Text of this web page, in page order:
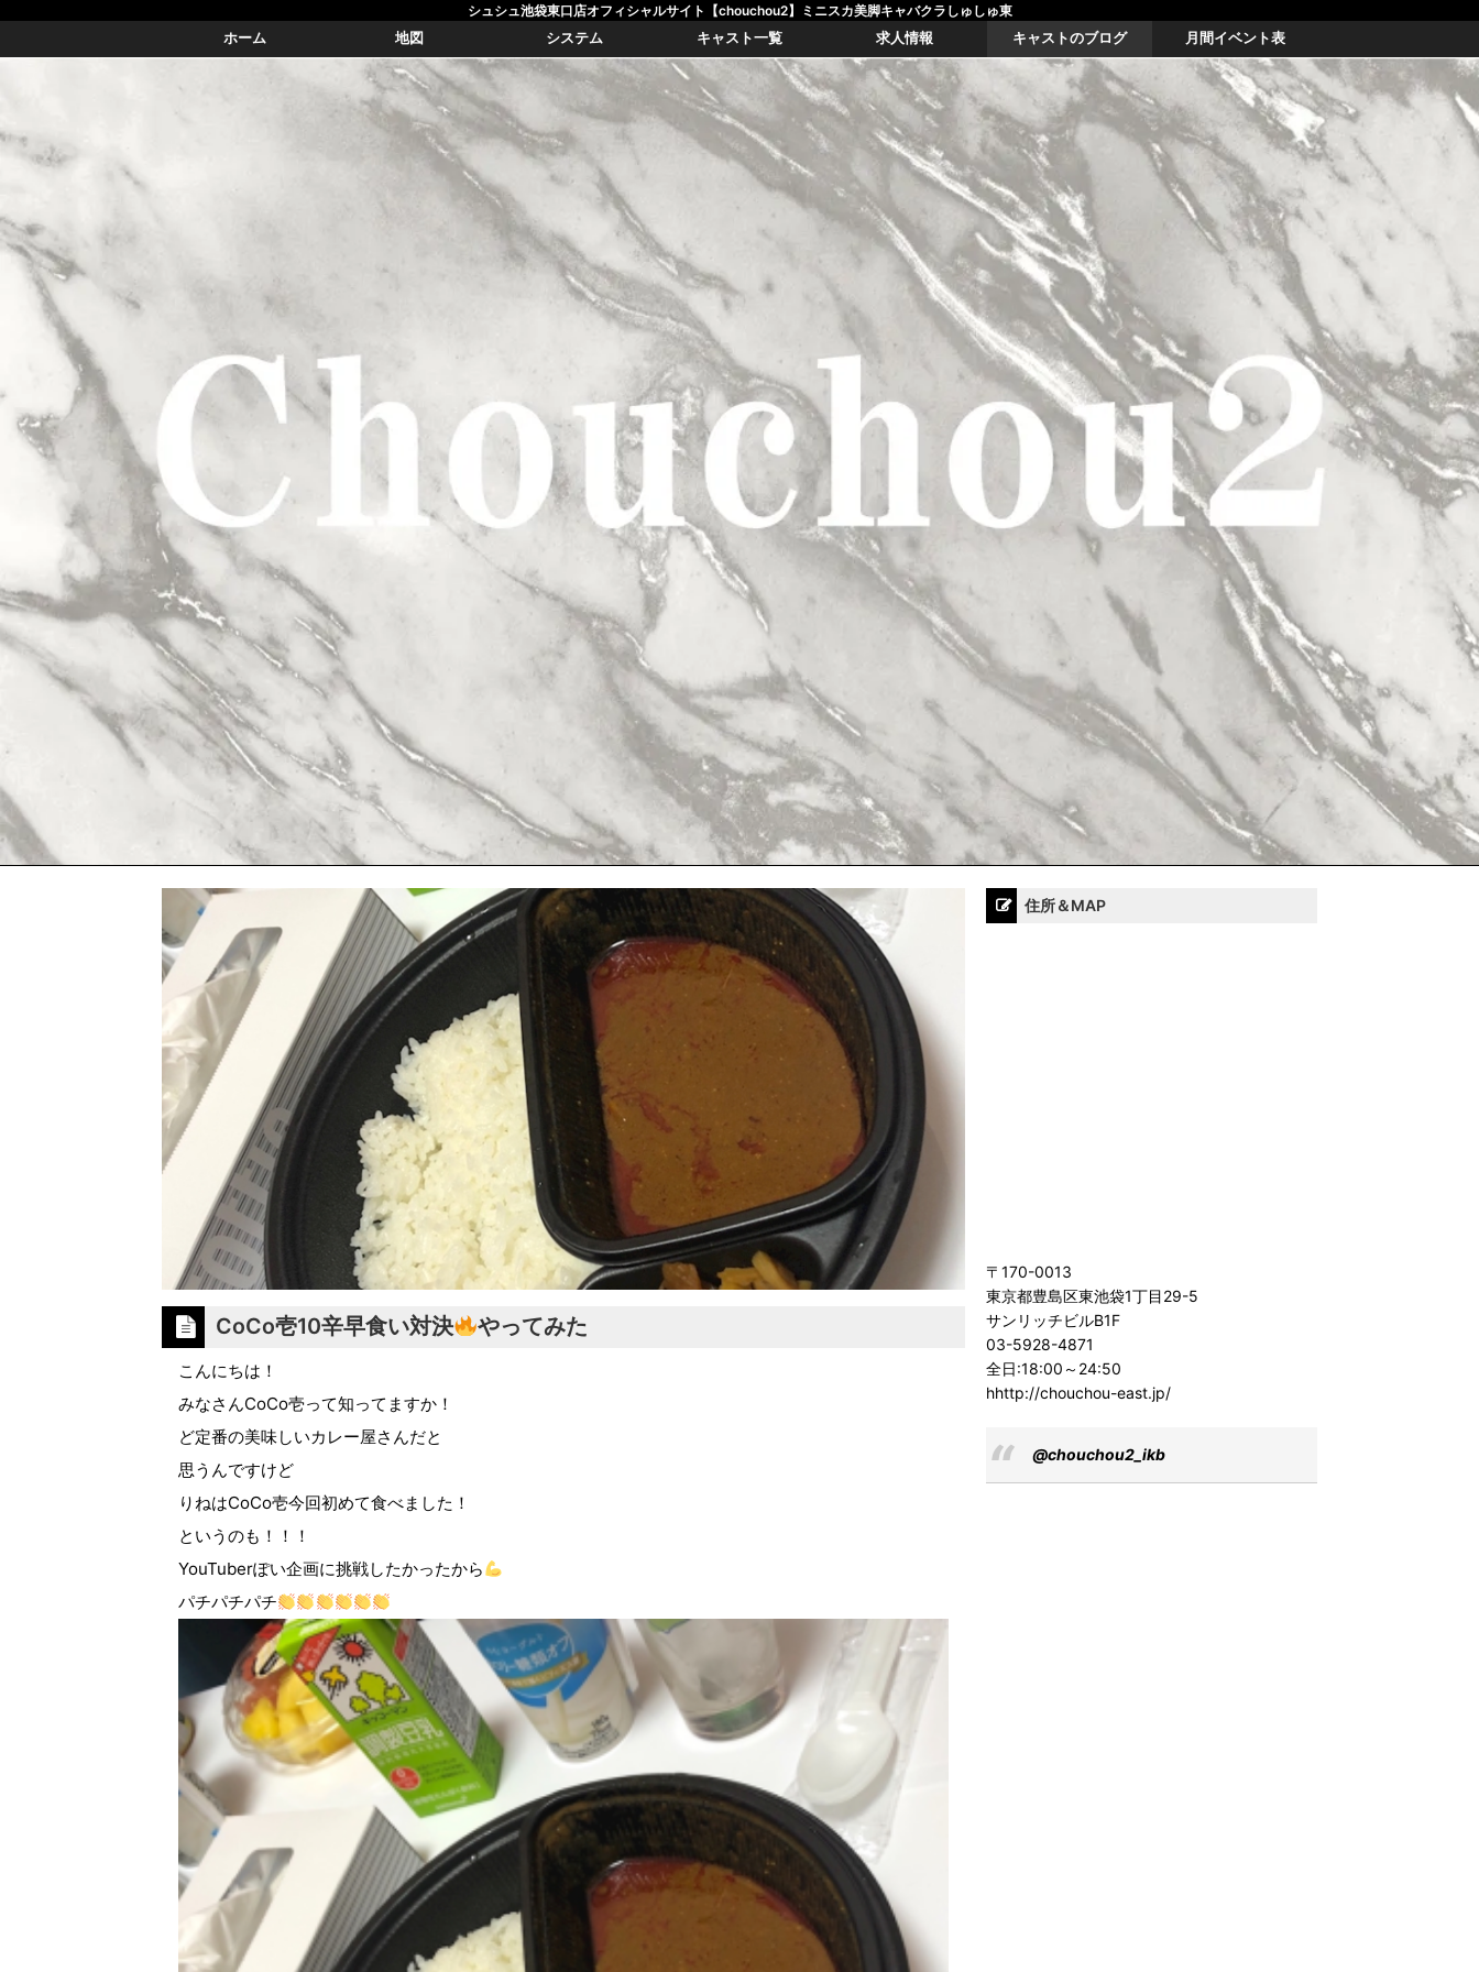
シュシュ池袋東口店オフィシャルサイト【chouchou2】ミニスカ美脚キャバクラしゅしゅ東
ホーム
地図 システム キャスト一覧 求人情報 キャストのブログ 月間イベント表
CoCo壱10辛早食い対決 やってみた
こんにちは！
みなさんCoCo壱って知ってますか！
ど定番の美味しいカレー屋さんだと
思うんですけど
りねはCoCo壱今回初めて食べました！
というのも！！！
YouTuberぽい企画に挑戦したかったから
パチパチパチ
住所＆MAP
〒170-0013
東京都豊島区東池袋1丁目29-5
サンリッチビルB1F
03-5928-4871
全日:18:00～24:50
hhttp://chouchou-east.jp/
@chouchou2_ikb